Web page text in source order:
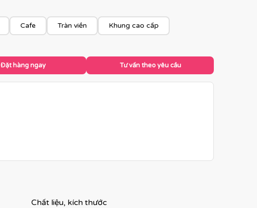
Cafe Tràn viền Khung cao cấp
Đặt hàng ngay Tư vấn theo yêu cầu
Chất liệu, kích thước